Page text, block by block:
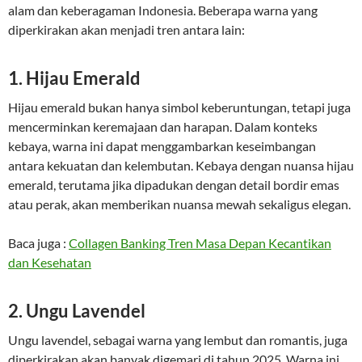
alam dan keberagaman Indonesia. Beberapa warna yang
diperkirakan akan menjadi tren antara lain:
1. Hijau Emerald
Hijau emerald bukan hanya simbol keberuntungan, tetapi juga
mencerminkan keremajaan dan harapan. Dalam konteks
kebaya, warna ini dapat menggambarkan keseimbangan
antara kekuatan dan kelembutan. Kebaya dengan nuansa hijau
emerald, terutama jika dipadukan dengan detail bordir emas
atau perak, akan memberikan nuansa mewah sekaligus elegan.
Baca juga : Collagen Banking Tren Masa Depan Kecantikan
dan Kesehatan
2. Ungu Lavendel
Ungu lavendel, sebagai warna yang lembut dan romantis, juga